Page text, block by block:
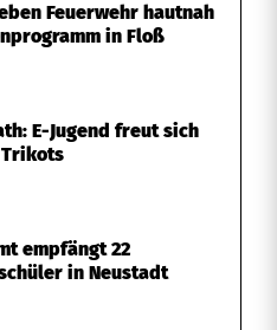
Feuerwehr hautnah
in Floß
E-Jugend freut sich
empfängt 22
in Neustadt